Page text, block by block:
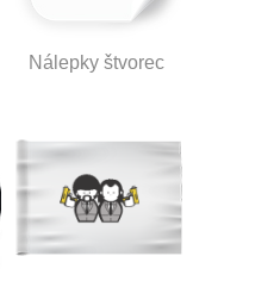
Nálepky štvorec